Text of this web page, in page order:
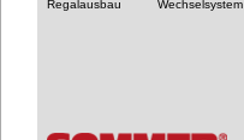
Regalausbau
Wechselsystem